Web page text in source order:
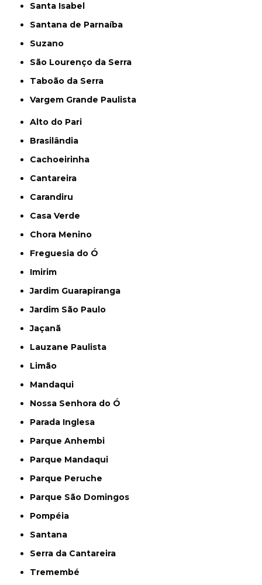
Santa Isabel
Santana de Parnaíba
Suzano
São Lourenço da Serra
Taboão da Serra
Vargem Grande Paulista
Alto do Pari
Brasilândia
Cachoeirinha
Cantareira
Carandiru
Casa Verde
Chora Menino
Freguesia do Ó
Imirim
Jardim Guarapiranga
Jardim São Paulo
Jaçanã
Lauzane Paulista
Limão
Mandaqui
Nossa Senhora do Ó
Parada Inglesa
Parque Anhembi
Parque Mandaqui
Parque Peruche
Parque São Domingos
Pompéia
Santana
Serra da Cantareira
Tremembé